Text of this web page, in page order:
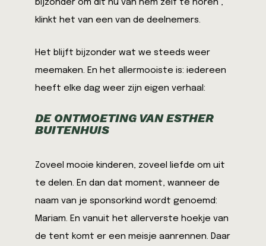
bijzonder om dit nu van hem zelf te horen’,
klinkt het van een van de deelnemers.
Het blijft bijzonder wat we steeds weer
meemaken. En het allermooiste is: iedereen
heeft elke dag weer zijn eigen verhaal:
DE ONTMOETING VAN ESTHER
BUITENHUIS
Zoveel mooie kinderen, zoveel liefde om uit
te delen. En dan dat moment, wanneer de
naam van je sponsorkind wordt genoemd:
Mariam. En vanuit het allerverste hoekje van
de tent komt er een meisje aanrennen. Daar